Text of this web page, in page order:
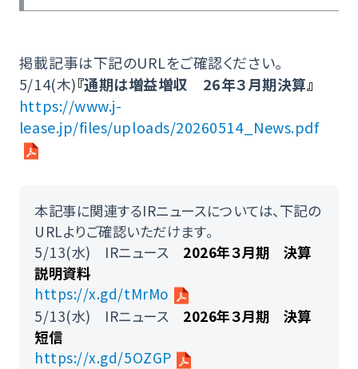
掲載記事は下記のURLをご確認ください。
5/14(木)『通期は増益増収 26年３月期決算​』
https://www.j-
lease.jp/files/uploads/20260514_News.pdf
本記事に関連するIRニュースについては、下記の
URLよりご確認いただけます。
5/13(水) IRニュース 2026年３月期 決算
説明資料
https://x.gd/tMrMo
5/13(水) IRニュース 2026年３月期 決算
短信
https://x.gd/5OZGP